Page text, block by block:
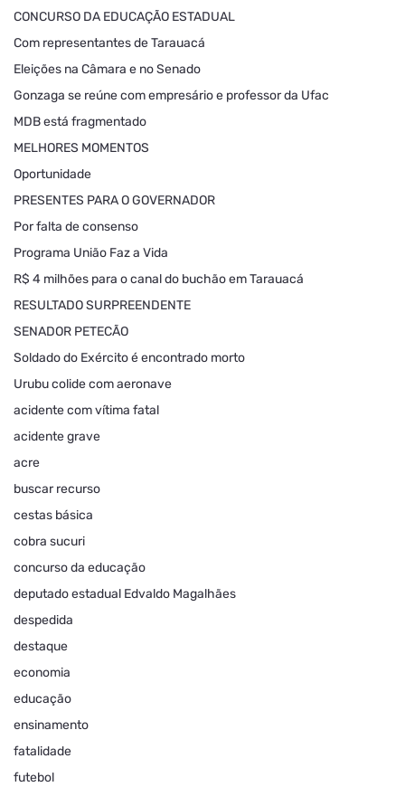
CONCURSO DA EDUCAÇÃO ESTADUAL
Com representantes de Tarauacá
Eleições na Câmara e no Senado
Gonzaga se reúne com empresário e professor da Ufac
MDB está fragmentado
MELHORES MOMENTOS
Oportunidade
PRESENTES PARA O GOVERNADOR
Por falta de consenso
Programa União Faz a Vida
R$ 4 milhões para o canal do buchão em Tarauacá
RESULTADO SURPREENDENTE
SENADOR PETECÃO
Soldado do Exército é encontrado morto
Urubu colide com aeronave
acidente com vítima fatal
acidente grave
acre
buscar recurso
cestas básica
cobra sucuri
concurso da educação
deputado estadual Edvaldo Magalhães
despedida
destaque
economia
educação
ensinamento
fatalidade
futebol